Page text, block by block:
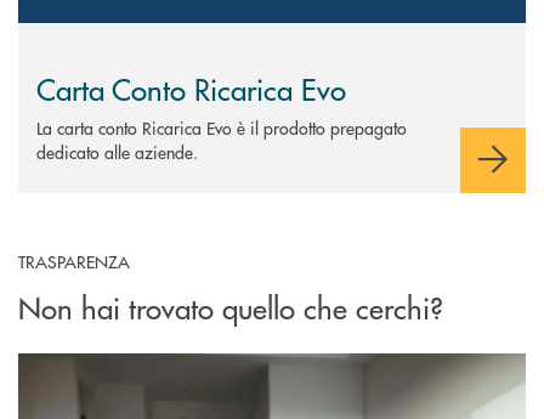
Carta Conto Ricarica Evo
La carta conto Ricarica Evo è il prodotto prepagato
dedicato alle aziende.
TRASPARENZA
Non hai trovato quello che cerchi?